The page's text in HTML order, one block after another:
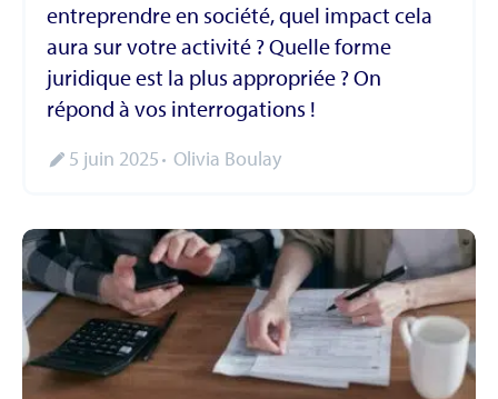
entreprendre en société, quel impact cela
aura sur votre activité ? Quelle forme
juridique est la plus appropriée ? On
répond à vos interrogations !
5 juin 2025 Olivia Boulay